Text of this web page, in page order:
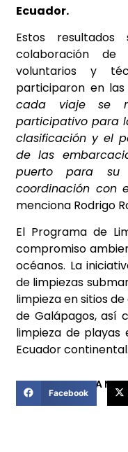
Ecuador.
Estos
colaboración de
voluntarios y
participaron en las
cada viaje se
participativo para
clasificación y el
de las
puerto para su
coordinación con
menciona Rodrigo
El Programa de
compromiso
océanos. La
de limpiezas
limpieza en sitios
de Galápagos, así
limpieza de playas
Ecuador continental.
COMPARTIR ESTA
Facebook